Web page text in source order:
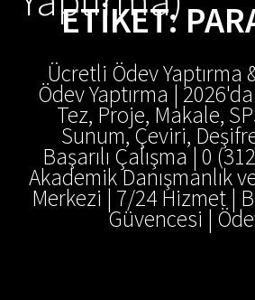
ETIKET:
Ücretli Ödev Yaptırma
Ödev Yaptırma |
Tez, Proje, Makale,
Sunum, Çeviri,
Başarılı Çalışma | 0
Akademik Danışmanlık
Merkezi | 7/24 Hizmet |
Güvencesi |